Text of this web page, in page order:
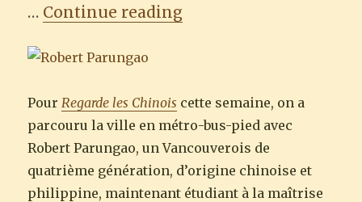
… Continue reading“Regarde les Chinois :
PourRegarde les Chinois cette semaine, on a
parcouru la ville en métro-bus-pied avec
Robert Parungao, un Vancouverois de
quatrième génération, d’origine chinoise et
philippine, maintenant étudiant à la maîtrise